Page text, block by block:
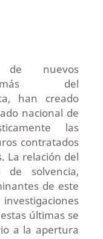
nuevos
del
han creado
nacional de
las
contratados
La relación del
solvencia,
de este
últimas se
a la apertura